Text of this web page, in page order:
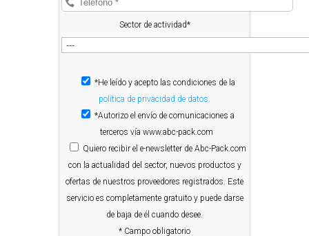
Sector de actividad*
*He leído y acepto las condiciones de la
política de privacidad de datos.
*Autorizo el envío de comunicaciones a
terceros vía www.abc-pack.com
Quiero recibir el e-newsletter de Abc-Pack.com
con la actualidad del sector, nuevos productos y
ofertas de nuestros proveedores registrados. Este
servicio es completamente gratuito y puede darse
de baja de él cuando desee.
* Campo obligatorio